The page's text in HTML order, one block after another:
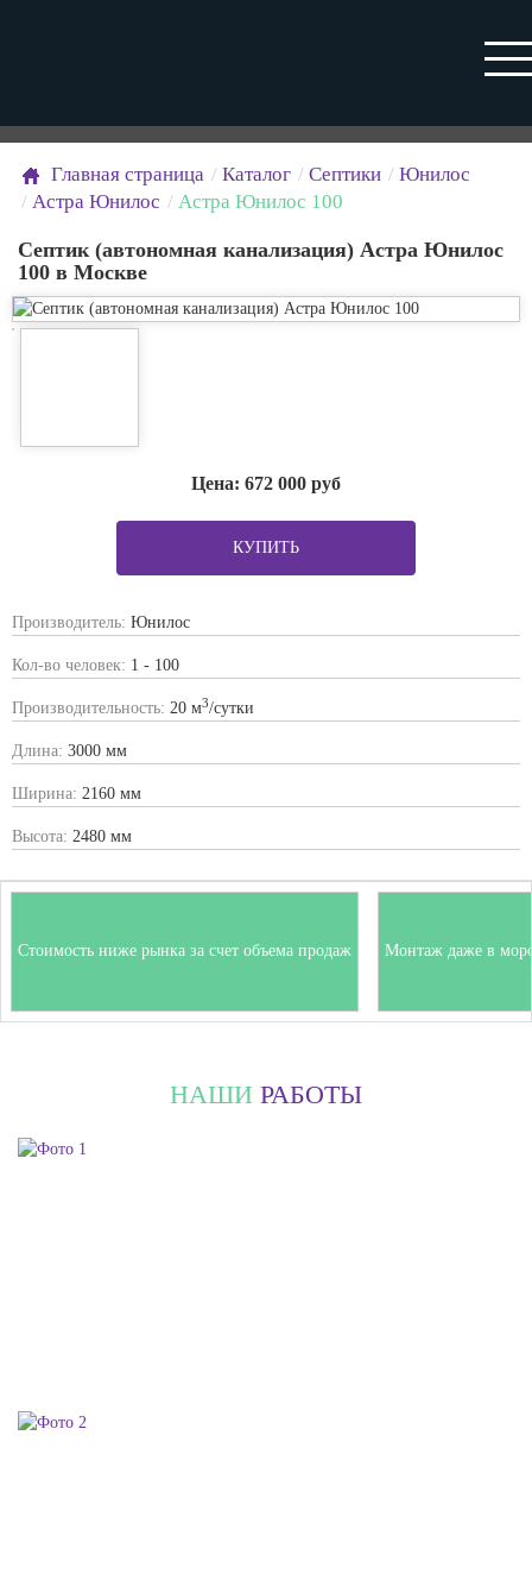
Главная страница Каталог Септики
Юнилос
Астра Юнилос
Астра Юнилос 100
Септик (автономная канализация) Астра Юнилос
100 в Москве
Цена: 672 000 руб
КУПИТЬ
Производитель: Юнилос
Кол-во человек: 1 - 100
Производительность: 20 м3/сутки
Длина: 3000 мм
Ширина: 2160 мм
Высота: 2480 мм
Стоимость ниже рынка за счет объема продаж Монтаж даже в
НАШИ РАБОТЫ